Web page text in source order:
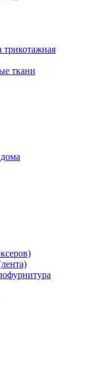
ткани